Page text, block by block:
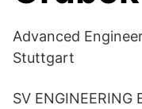
Advanced
Stuttgart
SV